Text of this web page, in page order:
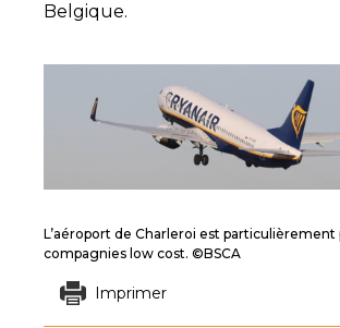
Belgique.
L’aéroport de Charleroi est particulièrement
compagnies low cost. ©BSCA
Imprimer